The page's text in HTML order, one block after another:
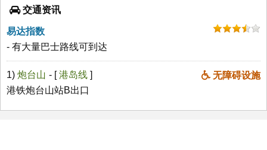
交通资讯
易达指数
- 有大量巴士路线可到达
1) 炮台山 无障碍设施
- [港岛线 ]
港铁炮台山站B出口